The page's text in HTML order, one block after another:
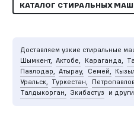
КАТАЛОГ СТИРАЛЬНЫХ
Доставляем узкие стиральные
Шымкент, Актобе, Караганда,
Павлодар, Атырау, Семей,
Уральск, Туркестан,
Талдыкорган, Экибастуз и